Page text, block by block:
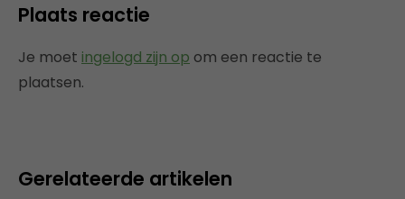
Plaats reactie
Je moet ingelogd zijn op om een reactie te
plaatsen.
Gerelateerde artikelen